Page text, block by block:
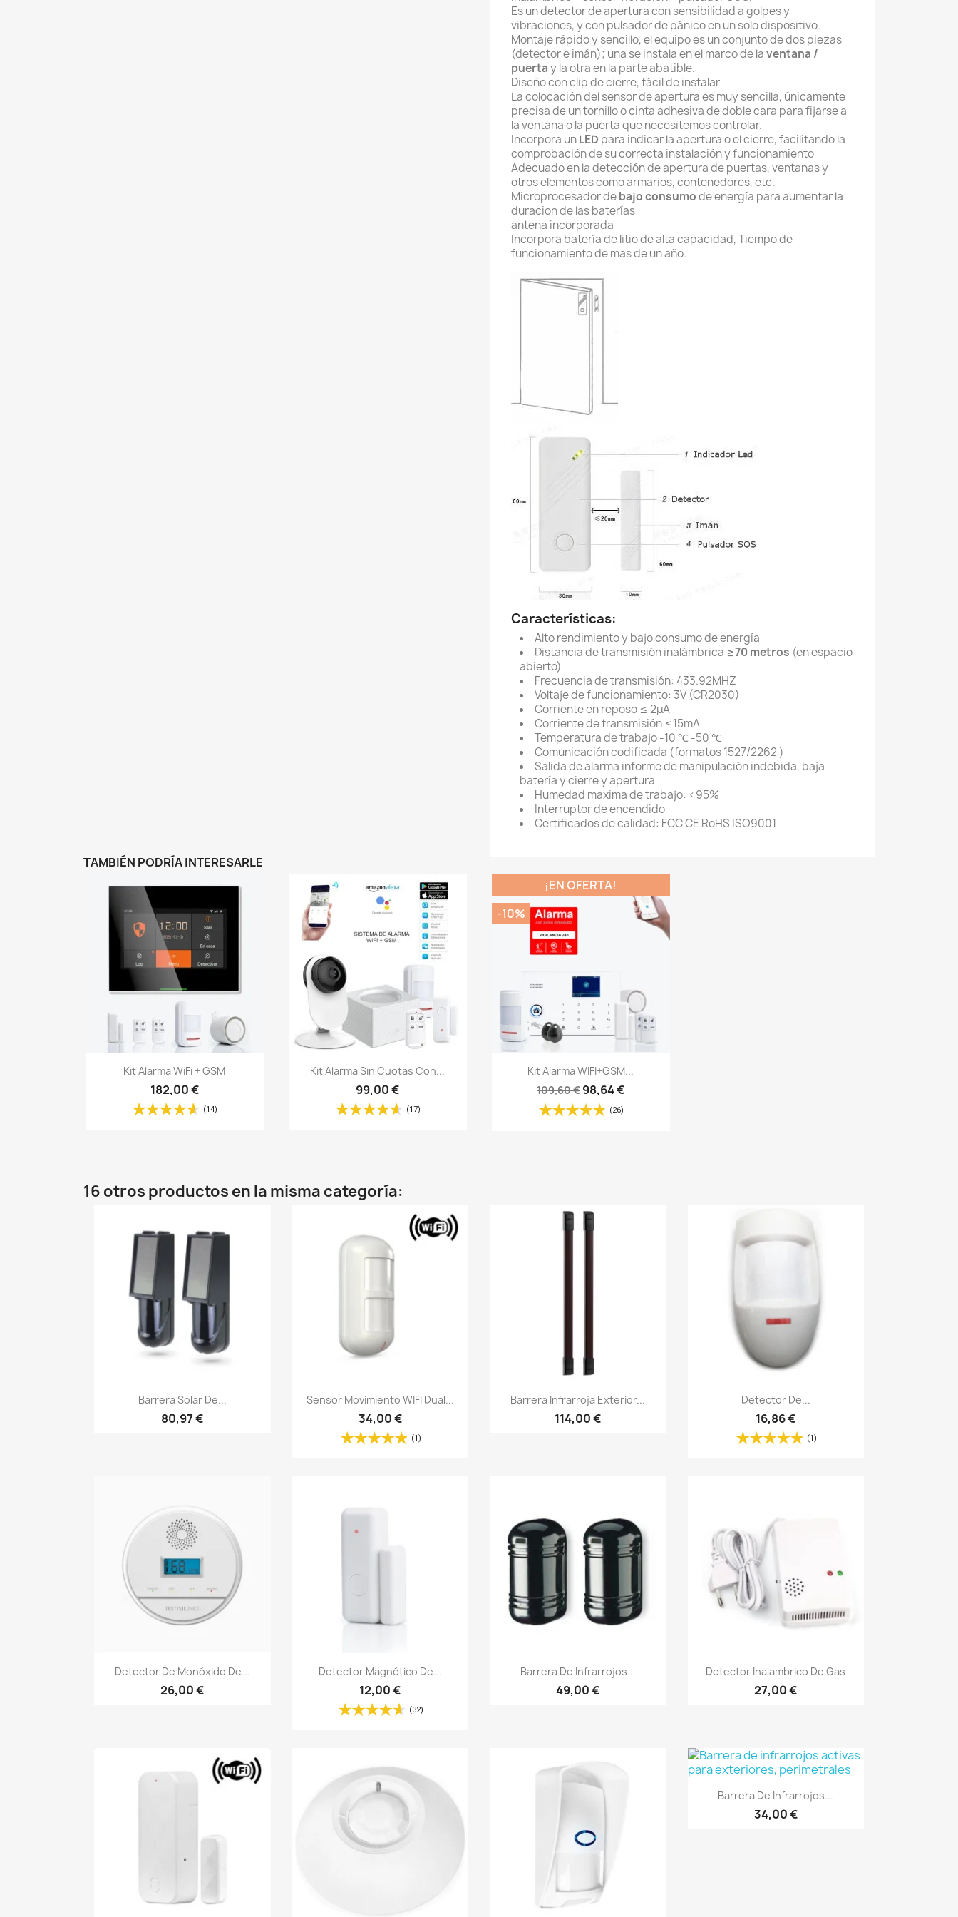
Es un detector de apertura con sensibilidad a golpes y
vibraciones, y con pulsador de pánico en un solo dispositivo.
Montaje rápido y sencillo, el equipo es un conjunto de dos piezas
(detector e imán); una se instala en el marco de laventana /
puertay la otra en la parte abatible.
Diseño con clip de cierre, fácil de instalar
La colocación del sensor de apertura es muy sencilla, únicamente
precisa de un tornillo o cinta adhesiva de doble cara para fijarse a
la ventana o la puerta que necesitemos controlar.
Incorpora unLED para indicar la apertura o el cierre, facilitando la
comprobación de su correcta instalación y funcionamiento
Adecuado en la detección de apertura de puertas, ventanas y
otros elementos como armarios, contenedores, etc.
Microprocesador debajo consumode energía para aumentar la
duracion de las baterías
antena incorporada
Incorpora batería de litio de alta capacidad, Tiempo de
funcionamiento de mas de un año.
Características:
Alto rendimiento y bajo consumo de energía
Distancia de transmisión inalámbrica ≥70 metros (en espacio
abierto)
Frecuencia de transmisión: 433.92MHZ
Voltaje de funcionamiento: 3V (CR2030)
Corriente en reposo ≤ 2μA
Corriente de transmisión ≤15mA
Temperatura de trabajo -10 ℃ -50 ℃
Comunicación codificada (formatos 1527/2262 )
Salida de alarma informe de manipulación indebida, baja
batería y cierre y apertura
Humedad maxima de trabajo: <95%
Interruptor de encendido
Certificados de calidad: FCC CE RoHS ISO9001
TAMBIÉN PODRÍA INTERESARLE
Vista rápida
Kit Alarma WiFi + GSM
182,00 €
(14)
Vista rápida
Kit Alarma Sin Cuotas Con...
99,00 €
(17)
Vista rápida
Kit Alarma WIFI+GSM...
109,60 € 98,64 €
(26)
¡EN OFERTA!
-10%
16 otros productos en la misma categoría:
Vista rápida
Barrera Solar De...
80,97 €
Vista rápida
Sensor Movimiento WIFI Dual...
34,00 €
(1)
Vista rápida
Barrera Infrarroja Exterior...
114,00 €
Vista rápida
Detector De...
16,86 €
(1)
Vista rápida
Detector De Monóxido De...
26,00 €
Vista rápida
Detector Magnético De...
12,00 €
(32)
Vista rápida
Barrera De Infrarrojos...
49,00 €
Vista rápida
Detector Inalambrico De Gas
27,00 €
Vista rápida
Barrera De Infrarrojos...
34,00 €